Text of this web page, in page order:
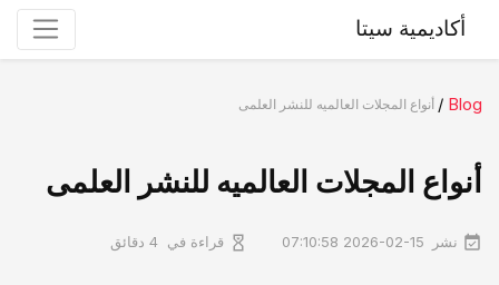
أكاديمية سيتا
Blog
/ أنواع المجلات العالمیه للنشر العلمی
أنواع المجلات العالمیه للنشر العلمی
نشر 2026-02-15 07:10:58 قراءة في 4 دقائق